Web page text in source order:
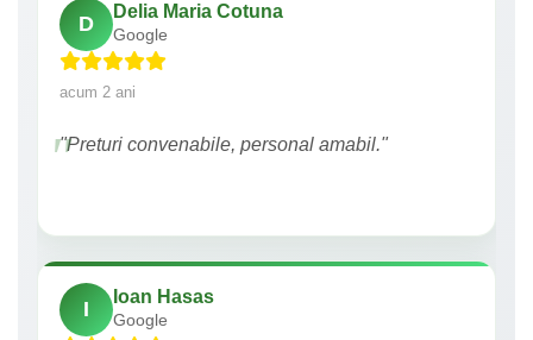
D
Delia Maria Cotuna
Google
acum 2 ani
"Preturi convenabile, personal amabil."
I
Ioan Hasas
Google